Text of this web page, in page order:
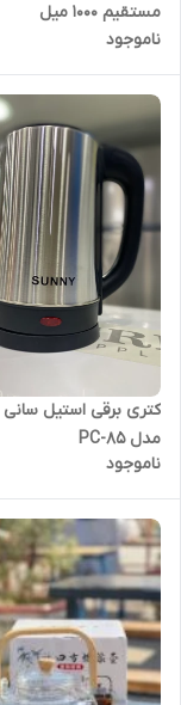
مستقیم 1000 میل
ناموجود
مدل PC-85
ناموجود